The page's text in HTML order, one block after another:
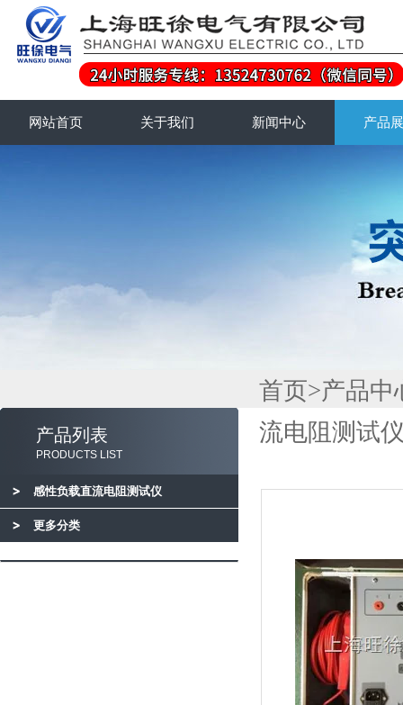
网站首页 关于我们 新闻中心 产品
产品列表
PRODUCTS LIST
感性负载直流电阻测试仪
更多分类
首页>产品中
流电阻测试